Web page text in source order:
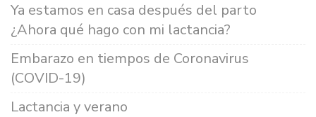
Ya estamos en casa después del parto
¿Ahora qué hago con mi lactancia?
Embarazo en tiempos de Coronavirus
(COVID-19)
Lactancia y verano